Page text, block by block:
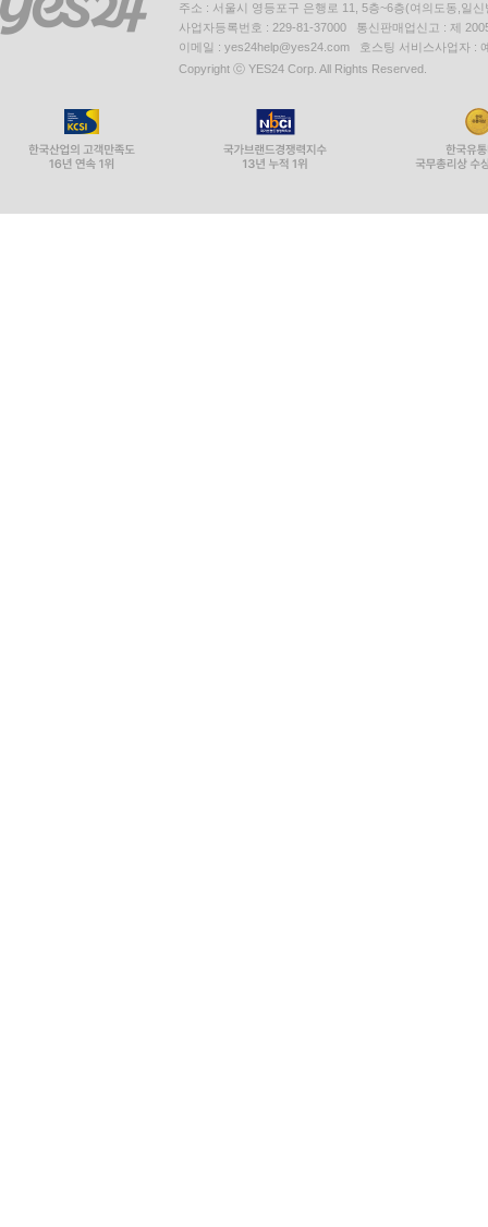
주소 : 서울시 영등포구 은행로 11, 5층~6층(여의도동,일신
사업자등록번호 : 229-81-37000 통신판매업신고 : 제
이메일 : yes24help@yes24.com 호스팅 서비스사업자 :
Copyright ⓒ YES24 Corp. All Rights Reserved.